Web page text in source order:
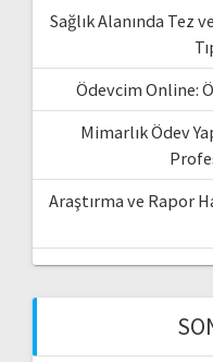
Sağlık Alanında Tez
Ödevcim Online:
Mimarlık Ödev
Araştırma ve Rapor